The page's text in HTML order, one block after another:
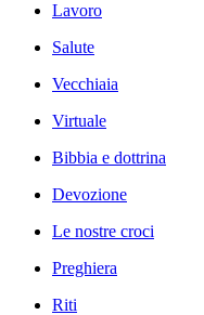
Lavoro
Salute
Vecchiaia
Virtuale
Bibbia e dottrina
Devozione
Le nostre croci
Preghiera
Riti